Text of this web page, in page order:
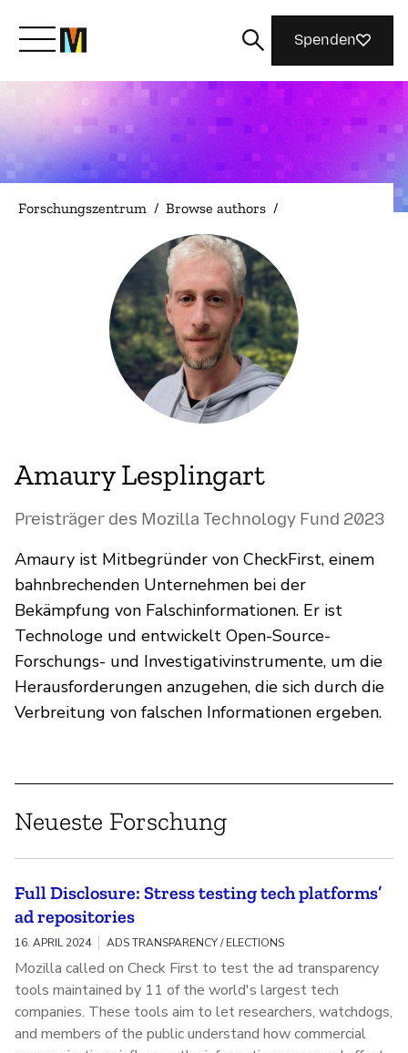
Lernen Sie Mozilla kennen
Was wir tun
Machen Sie mit
Magazin
Spenden
Forschungszentrum / Browse authors /
Amaury Lesplingart
Preisträger des Mozilla Technology Fund 2023
Amaury ist Mitbegründer von CheckFirst, einem
bahnbrechenden Unternehmen bei der
Bekämpfung von Falschinformationen. Er ist
Technologe und entwickelt Open-Source-
Forschungs- und Investigativinstrumente, um die
Herausforderungen anzugehen, die sich durch die
Verbreitung von falschen Informationen ergeben.
Neueste Forschung
Full Disclosure: Stress testing tech platforms’
ad repositories
16. APRIL 2024 ADS TRANSPARENCY / ELECTIONS
Mozilla called on Check First to test the ad transparency
tools maintained by 11 of the world's largest tech
companies. These tools aim to let researchers, watchdogs,
and members of the public understand how commercial